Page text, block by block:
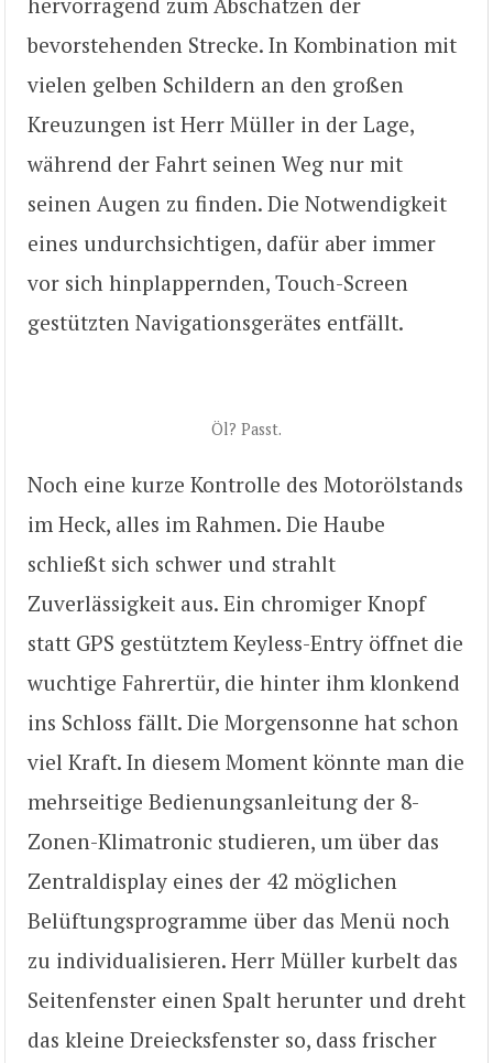
bevorstehenden Strecke. In Kombination mit
vielen gelben Schildern an den großen
Kreuzungen ist Herr Müller in der Lage,
während der Fahrt seinen Weg nur mit
seinen Augen zu finden. Die Notwendigkeit
eines undurchsichtigen, dafür aber immer
vor sich hinplappernden, Touch-Screen
gestützten Navigationsgerätes entfällt.
Öl? Passt.
Noch eine kurze Kontrolle des Motorölstands
im Heck, alles im Rahmen. Die Haube
schließt sich schwer und strahlt
Zuverlässigkeit aus. Ein chromiger Knopf
statt GPS gestütztem Keyless-Entry öffnet die
wuchtige Fahrertür, die hinter ihm klonkend
ins Schloss fällt. Die Morgensonne hat schon
viel Kraft. In diesem Moment könnte man die
mehrseitige Bedienungsanleitung der 8-
Zonen-Klimatronic studieren, um über das
Zentraldisplay eines der 42 möglichen
Belüftungsprogramme über das Menü noch
zu individualisieren. Herr Müller kurbelt das
Seitenfenster einen Spalt herunter und dreht
das kleine Dreiecksfenster so, dass frischer